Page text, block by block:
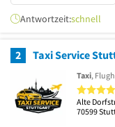
Antwortzeit:schnell
2
Taxi,
Alte
70599